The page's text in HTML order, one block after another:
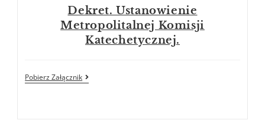
Dekret. Ustanowienie
Metropolitalnej Komisji
Katechetycznej.
Pobierz Załącznik